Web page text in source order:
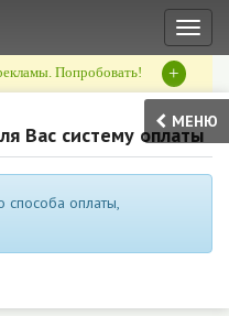
Попробовать! +
МЕНЮ
Вас систему оплаты
способа оплаты,